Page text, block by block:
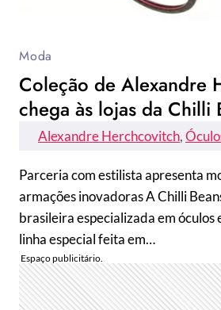
Moda
Coleção de Alexandre
chega às lojas da Chilli
Alexandre Herchcovitch,
Parceria com estilista apresenta
armações inovadoras A Chilli
brasileira especializada em óculos
linha especial feita em…